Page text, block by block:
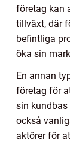
företag kan
tillväxt, där
befintliga
öka sin
En annan
företag för
sin kundbas
också
aktörer för